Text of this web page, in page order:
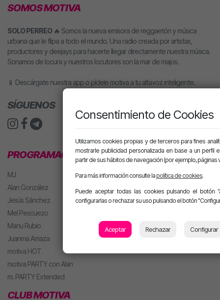
SOMOS MOTIVA
SOLO PERREO 🔥 Somos la nueva emisora de reggaetón y música
urbana que le flipa a todo el mundo. Una radio creada por artistas,
productores y deejays para hacerte llegar directamente nuestra música.
Sonamos de locura y nuestros locutores son la mar de majos.
📱 Descárgate nuestra app o pídele motiva a tu altavoz inteligente.
SÍGUENOS
PROGRAMACIÓN
MJ
Alan González
Jesús Sánchez
Mel Pescuezo
Manu Rubio
Juanma Arriaza
motiva HOT
motiva PARTY con Alan
m. PARTY Extended
CLUB MOTIVA
Consentimiento de Cookies
Utilizamos cookies propias y de terceros para fines
mostrarle publicidad personalizada en base a un perfil
partir de sus hábitos de navegación (por ejemplo, páginas
Para más información consulte la política de cookies.
Puede aceptar todas las cookies pulsando el botón
configurarlas o rechazar su uso pulsando el botón
Aceptar Rechazar Configurar